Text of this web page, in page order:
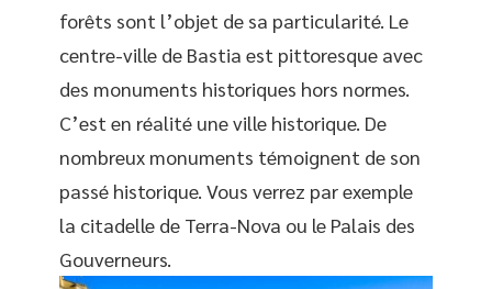
forêts sont l’objet de sa particularité. Le
centre-ville de Bastia est pittoresque avec
des monuments historiques hors normes.
C’est en réalité une ville historique. De
nombreux monuments témoignent de son
passé historique. Vous verrez par exemple
la citadelle de Terra-Nova ou le Palais des
Gouverneurs.